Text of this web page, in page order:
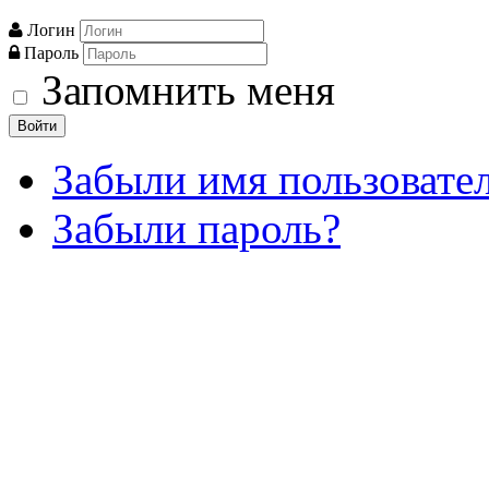
Логин
Пароль
Запомнить меня
Войти
Забыли имя
Забыли пароль?